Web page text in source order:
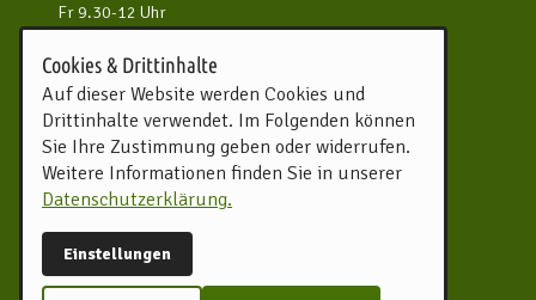
Fr 9.30-12 Uhr
Kontakt aufnehmen
Touristikverband Landkreis
Rotenburg (Wümme) e.V.
Harburger Straße 59
27356 Rotenburg (Wümme)
04261 81960
info@tourow.de
Cookies & Drittinhalte
Auf dieser Website werden Cookies und
Drittinhalte verwendet. Im Folgenden können
Sie Ihre Zustimmung geben oder widerrufen.
Weitere Informationen finden Sie in unserer
Datenschutzerklärung.
Einstellungen